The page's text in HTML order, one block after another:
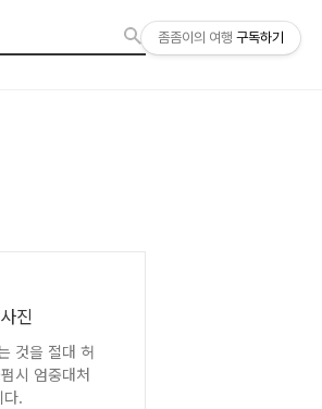
것을 절대 허
시 엄중대처
다.
좀좀이의 여행 구독하기